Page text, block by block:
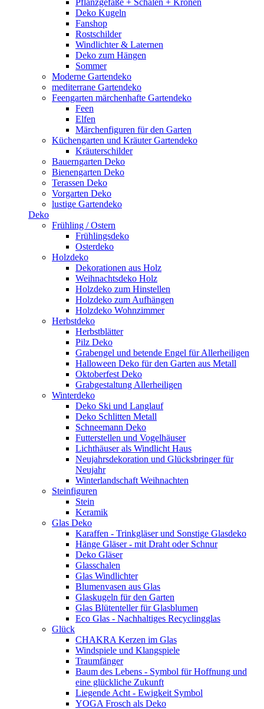
Pflanzgefäße + Schalen + Kronen
Deko Kugeln
Fanshop
Rostschilder
Windlichter & Laternen
Deko zum Hängen
Sommer
Moderne Gartendeko
mediterrane Gartendeko
Feengarten märchenhafte Gartendeko
Feen
Elfen
Märchenfiguren für den Garten
Küchengarten und Kräuter Gartendeko
Kräuterschilder
Bauerngarten Deko
Bienengarten Deko
Terassen Deko
Vorgarten Deko
lustige Gartendeko
Deko
Frühling / Ostern
Frühlingsdeko
Osterdeko
Holzdeko
Dekorationen aus Holz
Weihnachtsdeko Holz
Holzdeko zum Hinstellen
Holzdeko zum Aufhängen
Holzdeko Wohnzimmer
Herbstdeko
Herbstblätter
Pilz Deko
Grabengel und betende Engel für Allerheiligen
Halloween Deko für den Garten aus Metall
Oktoberfest Deko
Grabgestaltung Allerheiligen
Winterdeko
Deko Ski und Langlauf
Deko Schlitten Metall
Schneemann Deko
Futterstellen und Vogelhäuser
Lichthäuser als Windlicht Haus
Neujahrsdekoration und Glücksbringer für
Neujahr
Winterlandschaft Weihnachten
Steinfiguren
Stein
Keramik
Glas Deko
Karaffen - Trinkgläser und Sonstige Glasdeko
Hänge Gläser - mit Draht oder Schnur
Deko Gläser
Glasschalen
Glas Windlichter
Blumenvasen aus Glas
Glaskugeln für den Garten
Glas Blütenteller für Glasblumen
Eco Glas - Nachhaltiges Recyclingglas
Glück
CHAKRA Kerzen im Glas
Windspiele und Klangspiele
Traumfänger
Baum des Lebens - Symbol für Hoffnung und
eine glückliche Zukunft
Liegende Acht - Ewigkeit Symbol
YOGA Frosch als Deko